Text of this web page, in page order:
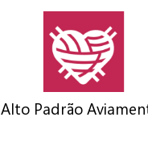
Alto Padrão